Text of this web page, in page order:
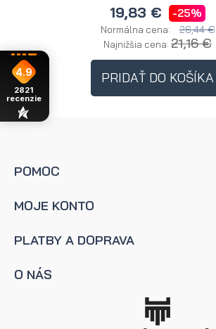
19,83 € -25%
Normálna cena: 26,44 €
Najnižšia cena: 21,16 €
PRIDAŤ DO KOŠÍKA
POMOC
MOJE KONTO
PLATBY A DOPRAVA
O NÁS
4.9
2821
recenzie